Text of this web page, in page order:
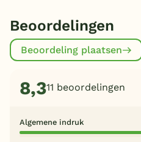
Beoordelingen
Beoordeling plaatsen
8,311 beoordelingen
Algemene indruk